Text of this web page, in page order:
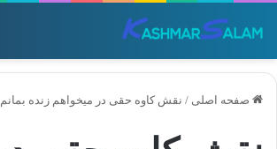
صفحه اصلی / نقش کاوه حقی در میخواهم زنده بمانم